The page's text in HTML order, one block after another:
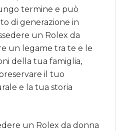
termine e può
di generazione in
un Rolex da
un legame tra te e le
della tua famiglia,
il tuo
e la tua storia
un Rolex da donna